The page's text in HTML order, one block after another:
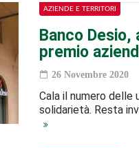
AZIENDE E TERRITORI
Banco
premio
26 Novembre 2020
Cala il numero
solidarietà. Resta